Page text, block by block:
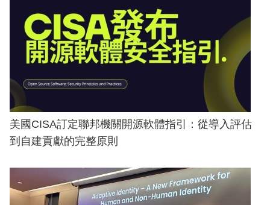
美國CISA訂定聯邦機關開源軟體指引：從導入評估
到自建貢獻的完整原則